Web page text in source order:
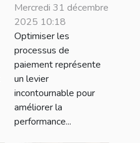
les processus
de paiement
dans votre
entreprise
Mercredi 31 décembre
2025 10:18
Optimiser les
processus de
paiement représente
un levier
incontournable pour
améliorer la
performance...